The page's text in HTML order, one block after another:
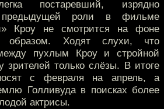
постаревший, изрядно
роли в фильме
Кроу не смотрится на фоне
образом. Ходят слухи, что
пухлым Кроу и стройной
только слёзы. В итоге
с февраля на апрель, а
Голливуда в поисках более
актрисы.